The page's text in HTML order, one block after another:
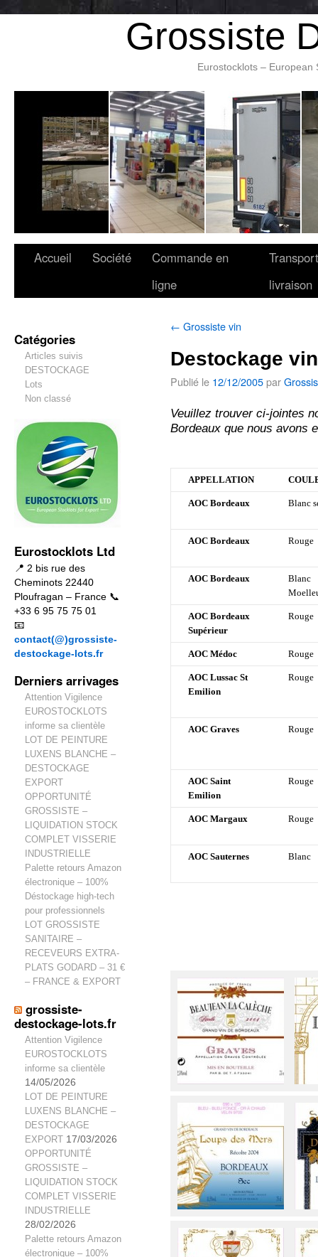
Grossiste
Eurostocklots –
Accueil Société
Commande en
ligne
livraison
Catégories
Articles suivis
DESTOCKAGE
Lots
Non classé
Eurostocklots Ltd
📍 2 bis rue des
Cheminots 22440
Ploufragan – France 📞
+33 6 95 75 75 01
📧
contact(@)grossiste-
destockage-lots.fr
Derniers arrivages
Attention Vigilence
EUROSTOCKLOTS
informe sa clientèle
LOT DE PEINTURE
LUXENS BLANCHE –
DESTOCKAGE
EXPORT
OPPORTUNITÉ
GROSSISTE –
LIQUIDATION STOCK
COMPLET VISSERIE
INDUSTRIELLE
Palette retours Amazon
électronique – 100%
Déstockage high-tech
pour professionnels
LOT GROSSISTE
SANITAIRE –
RECEVEURS EXTRA-
PLATS GODARD – 31 €
– FRANCE & EXPORT
grossiste-
destockage-lots.fr
Attention Vigilence
EUROSTOCKLOTS
informe sa clientèle
14/05/2026
LOT DE PEINTURE
LUXENS BLANCHE –
DESTOCKAGE
EXPORT 17/03/2026
OPPORTUNITÉ
GROSSISTE –
LIQUIDATION STOCK
COMPLET VISSERIE
INDUSTRIELLE
28/02/2026
Palette retours Amazon
électronique – 100%
← Grossiste vin
Destockage vin
Publié le 12/12/2005par
Veuillez trouver ci-jointes
Bordeaux que nous avons
APPELLATION
AOC Bordeaux Blanc
AOC Bordeaux Rouge
AOC Bordeaux
Blanc
AOC Bordeaux
Supérieur
Rouge
AOC Médoc Rouge
AOC Lussac St
Emilion
Rouge
AOC Graves Rouge
AOC Saint
Emilion
Rouge
AOC Margaux Rouge
AOC Sauternes Blanc